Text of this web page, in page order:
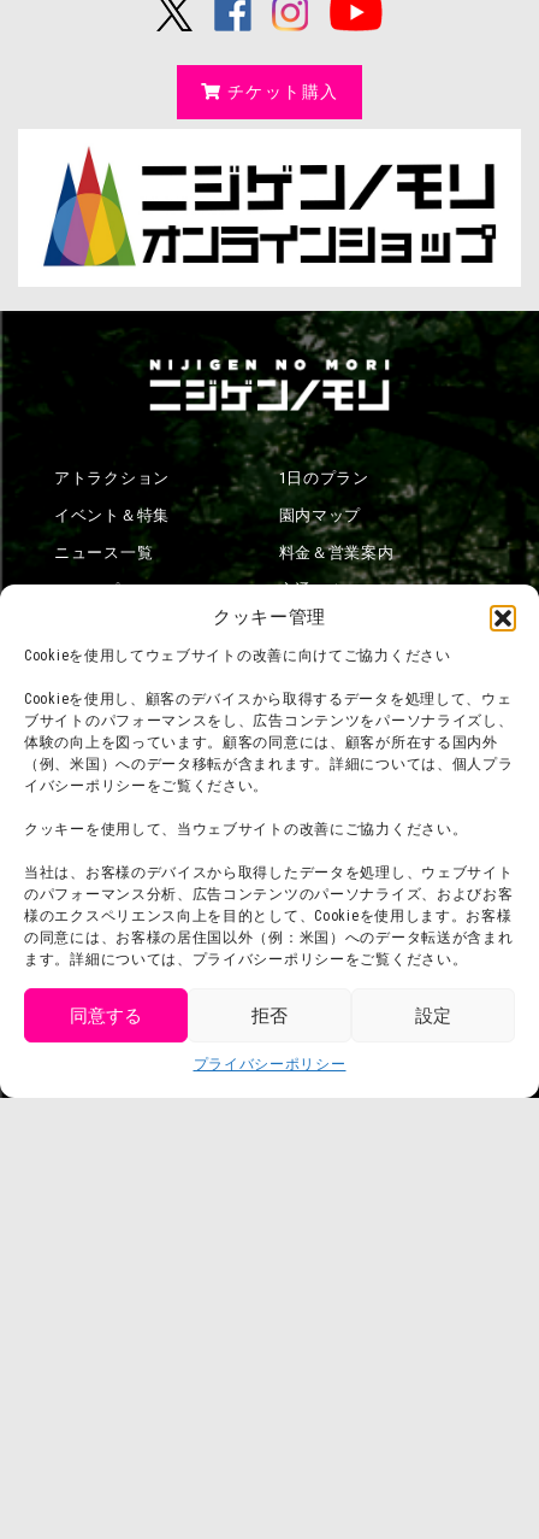
クッキー管理
Cookieを使用してウェブサイトの改善に向けてご協力ください
Cookieを使用し、顧客のデバイスから取得するデータを処理して、ウェ
ブサイトのパフォーマンスをし、広告コンテンツをパーソナライズし、
体験の向上を図っています。顧客の同意には、顧客が所在する国内外
（例、米国）へのデータ移転が含まれます。詳細については、個人プラ
イバシーポリシーをご覧ください。
クッキーを使用して、当ウェブサイトの改善にご協力ください。
当社は、お客様のデバイスから取得したデータを処理し、ウェブサイト
のパフォーマンス分析、広告コンテンツのパーソナライズ、およびお客
様のエクスペリエンス向上を目的として、Cookieを使用します。お客様
の同意には、お客様の居住国以外（例：米国）へのデータ転送が含まれ
ます。詳細については、プライバシーポリシーをご覧ください。
同意する 拒否 設定
プライバシーポリシー
チケット購入
アトラクション
イベント＆特集
ニュース一覧
ショップ
オンラインショップ
宿泊
1日のプラン
園内マップ
料金＆営業案内
交通アクセス
ニジゲンノモリとは？
団体利用について
チームビルディング計画
よくある質問・
お問い合わせ
利用規約
プレスリリース
SNS
法令に基づく表記
会社概要
スタッフ募集